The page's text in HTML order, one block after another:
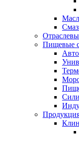
Пищевые